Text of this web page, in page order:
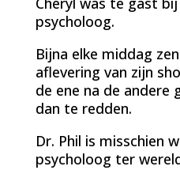
psycholoog.
Bijna elke middag
aflevering van zijn
de ene na de andere
dan te redden.
Dr. Phil is misschien
psycholoog ter